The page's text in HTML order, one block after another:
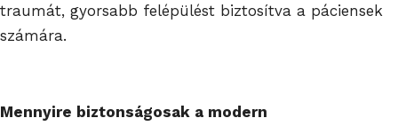
traumát, gyorsabb felépülést biztosítva a páciensek
számára.
Mennyire biztonságosak a modern